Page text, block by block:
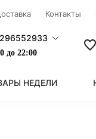
Контакты
до 22:00
НЕДЕЛИ